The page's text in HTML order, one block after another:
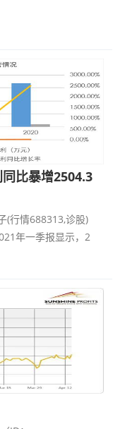
比暴增2504.3
(行情688313,诊股)
年一季报显示，2